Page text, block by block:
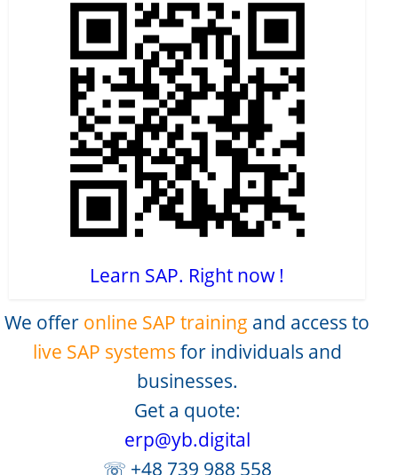
Learn SAP. Right now !
We offer online SAP training and access to
live SAP systems for individuals and
businesses.
Get a quote:
erp@yb.digital
☏ +48 739 988 558